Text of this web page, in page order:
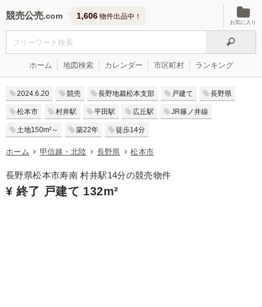
競売公売 1,606 物件出品中！
お気に入り
ホーム 地図検索 カレンダー 市区町村 ランキング
2024.6.20 競売 長野地裁松本支部 戸建て 長野県
松本市 村井駅 平田駅 広丘駅 JR篠ノ井線
土地150m²～ 築22年 徒歩14分
ホーム 甲信越・北陸 長野県 松本市
長野県松本市寿南 村井駅14分の競売物件
¥ 終了 戸建て 132m²